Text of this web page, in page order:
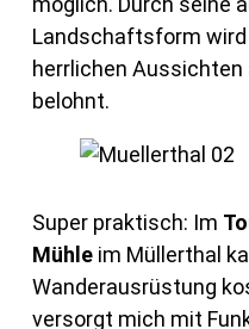
Landschaftsform
herrlichen
belohnt.
Super praktisch: Im
Mühleim Müllerthal
Wanderausrüstung
versorgt mich mit